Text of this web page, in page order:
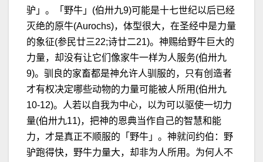
驴」。「野牛」(伯卅九9)可能是十七世纪以后已经
灭绝的原牛(Aurochs)，体型很大，在圣经中是力量
的象征(参民廿三22;诗廿二21)。神赐给野牛巨大的
力量，却没有让它们像家牛一样为人服务(伯卅九
9)。驯良的家畜都是神允许人驯服的，只有创造者
才有权决定哪些动物的力量可能被人所用(伯卅九
10-12)。人若以自我为中心，以为可以驱使一切力
量(伯卅九11)，把神的恩典当作自己的智慧和能
力，才是真正不顺服的「野牛」。神就问约伯：野
驴跑得快，野牛力量大，却非为人所用。为何人不